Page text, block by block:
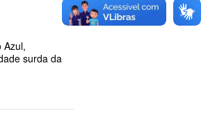
Azul,
surda da